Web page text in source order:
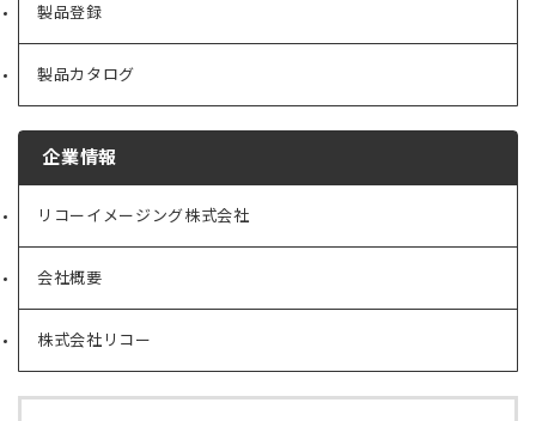
製品登録
製品カタログ
企業情報
リコーイメージング株式会社
（新
タ
ブ
で
開
く）
会社概要
（新
タ
ブ
で
株式会社リコー
（新